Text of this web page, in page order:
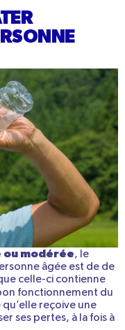
modérée, le
âgée est de de
celle-ci contienne
fonctionnement du
reçoive une
ses pertes, à la fois à